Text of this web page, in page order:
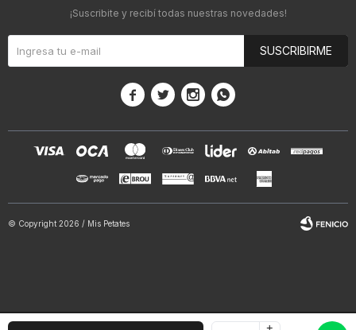
¡Suscribite y recibí todas nuestras novedades!
SUSCRIBIRME
   
© Copyright 2026 / Mis Petates